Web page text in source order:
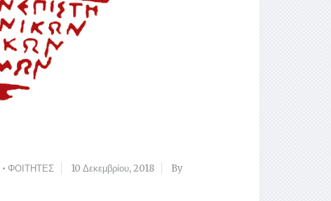
• ΦΟΙΤΗΤΕΣ 10 Δεκεμβρίου, 2018
By